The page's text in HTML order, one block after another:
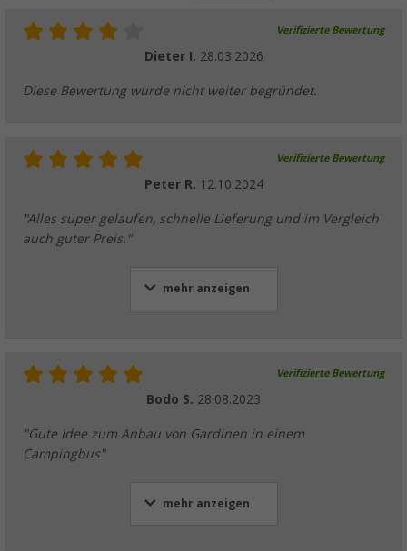
Verifizierte Bewertung
Dieter I. 28.03.2026
Diese Bewertung wurde nicht weiter begründet.
Verifizierte Bewertung
Peter R. 12.10.2024
"Alles super gelaufen, schnelle Lieferung und im Vergleich
auch guter Preis."
mehr anzeigen
Verifizierte Bewertung
Bodo S. 28.08.2023
"Gute Idee zum Anbau von Gardinen in einem
Campingbus"
mehr anzeigen